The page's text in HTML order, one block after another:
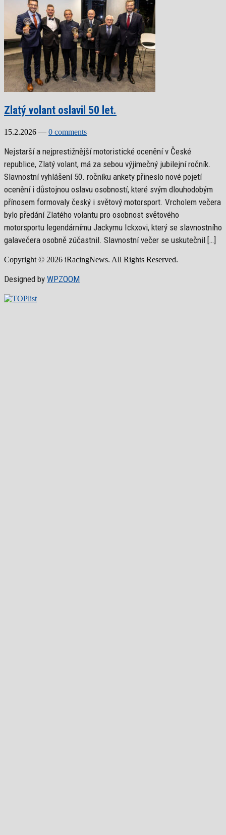
Zlatý volant oslavil 50 let.
15.2.2026 — 0 comments
Nejstarší a nejprestižnější motoristické ocenění v České
republice, Zlatý volant, má za sebou výjimečný jubilejní ročník.
Slavnostní vyhlášení 50. ročníku ankety přineslo nové pojetí
ocenění i důstojnou oslavu osobností, které svým dlouhodobým
přínosem formovaly český i světový motorsport. Vrcholem večera
bylo předání Zlatého volantu pro osobnost světového
motorsportu legendárnímu Jackymu Ickxovi, který se slavnostního
galavečera osobně zúčastnil. Slavnostní večer se uskutečnil […]
Copyright © 2026 iRacingNews. All Rights Reserved.
Designed by WPZOOM